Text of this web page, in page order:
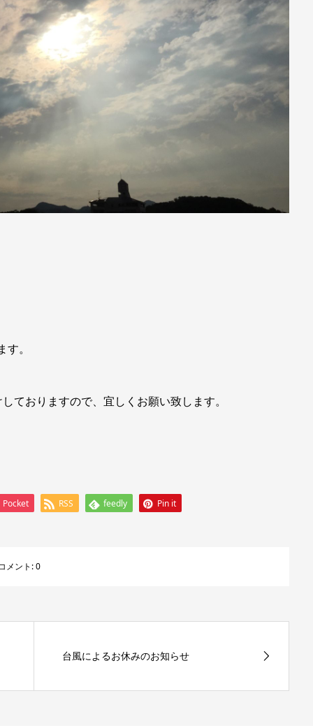
。
ておりますので、宜しくお願い致します。
Pocket RSS feedly Pin it
メント:0
台風によるお休みのお知らせ